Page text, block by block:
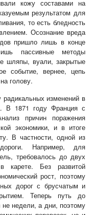
кожу составами на
результатом для
то есть бледность
Осознание вреда
пришло лишь в конце
пассивные методы
шляпы, вуали, закрытые
событие, вернее, цепь
голову.
радикальных изменений в
В 1871 году Франция с
причин поражения
экономики, и в итоге
В частности, одной из
Например, для
требовалось до двух
карете. Без развитой
рост, поэтому
дорог с брусчатым и
Теперь путь до
не недели, а дни, поэтому